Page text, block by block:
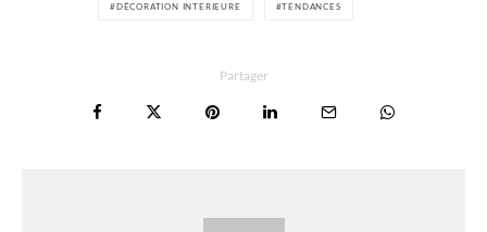
DÉCORATION INTERIEURE TENDANCES
Partager